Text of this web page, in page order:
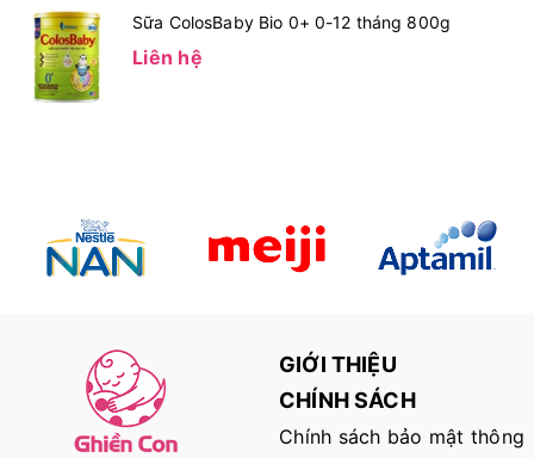
Sữa ColosBaby Bio 0+ 0-12 tháng 800g
Liên hệ
GIỚI THIỆU
CHÍNH SÁCH
Chính sách bảo mật thông